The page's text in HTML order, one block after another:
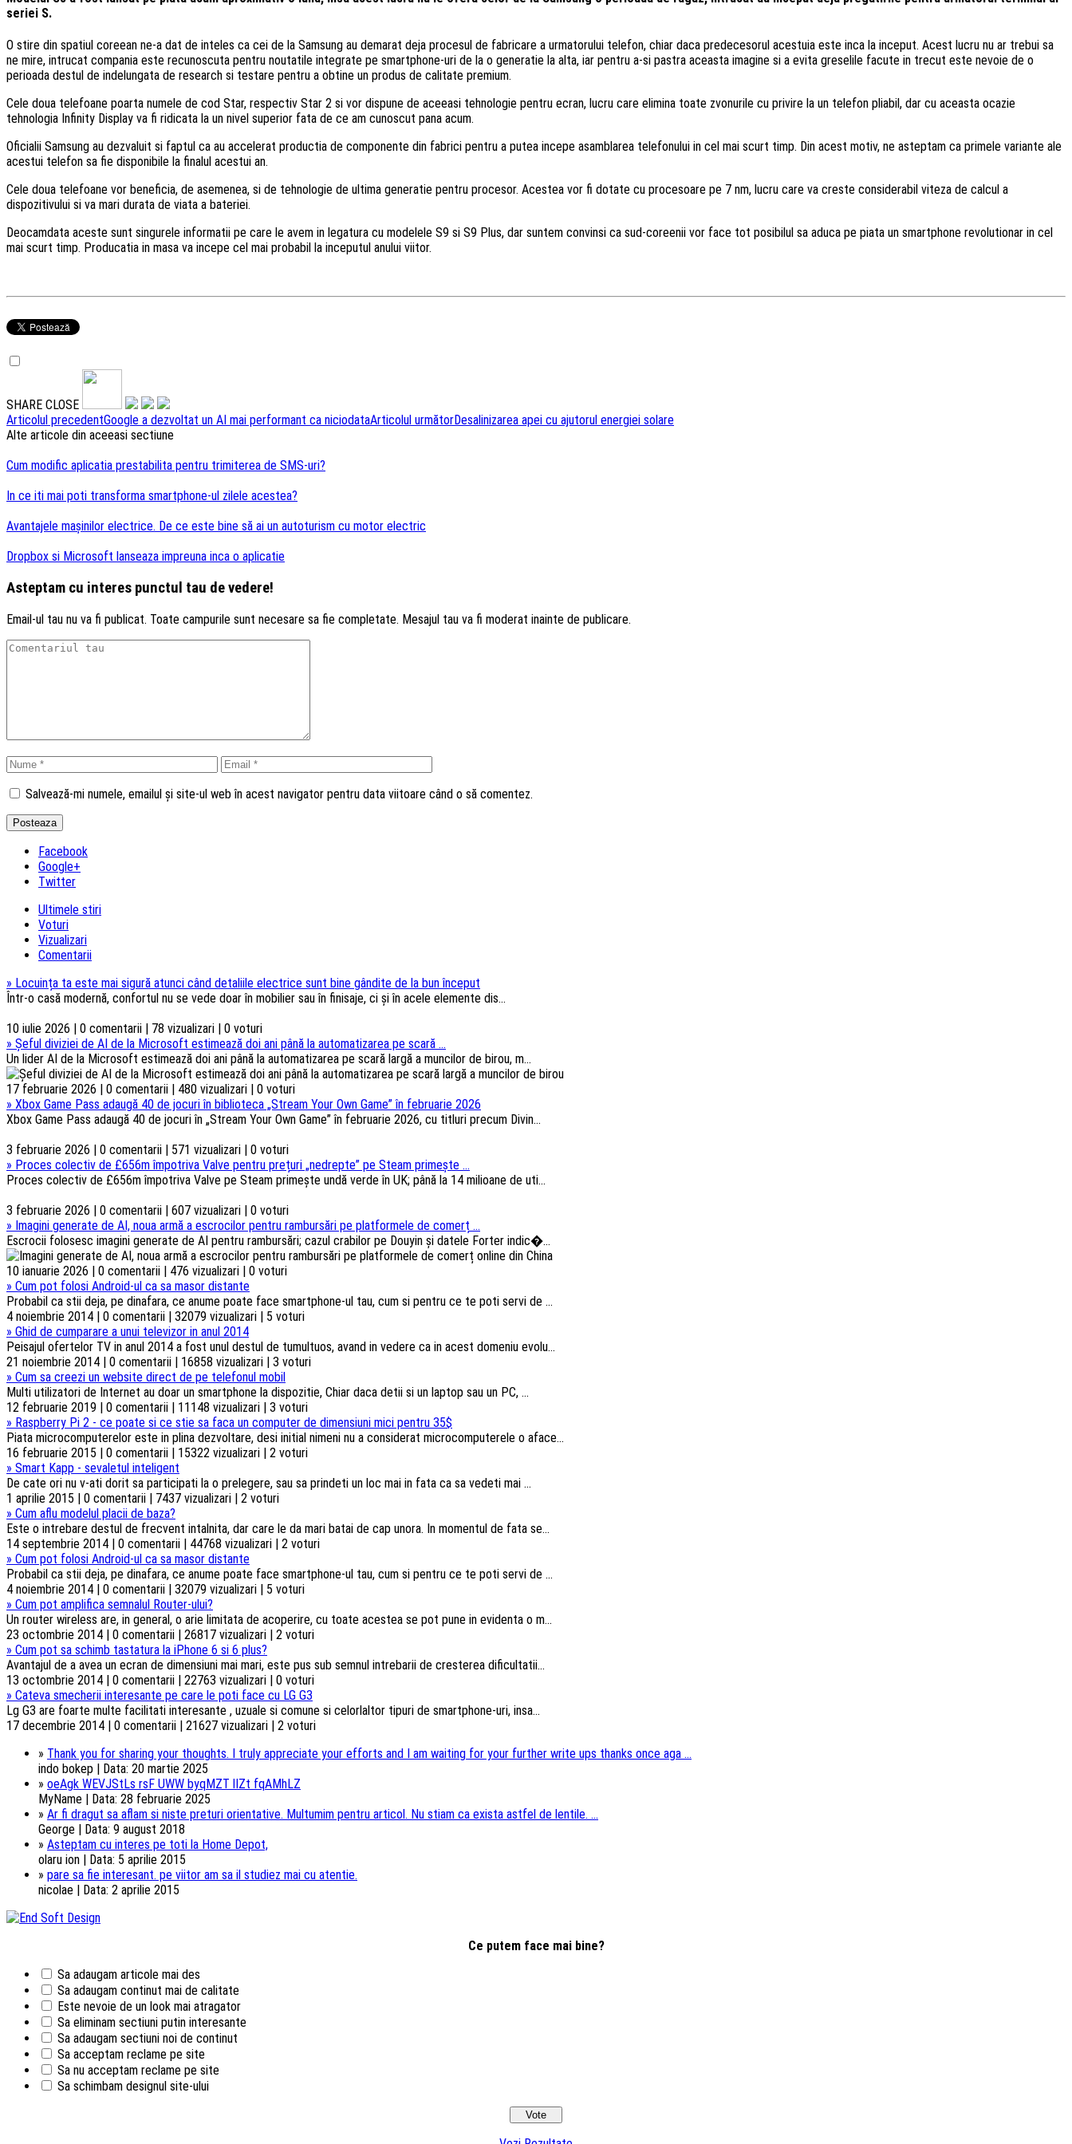
seriei S.
O stire din spatiul coreean ne-a dat de inteles ca cei de la Samsung au demarat deja procesul de fabricare a urmatorului telefon, chiar daca predecesorul acestuia este inca la inceput. Acest lucru nu ar trebui sa
ne mire, intrucat compania este recunoscuta pentru noutatile integrate pe smartphone-uri de la o generatie la alta, iar pentru a-si pastra aceasta imagine si a evita greselile facute in trecut este nevoie de o
perioada destul de indelungata de research si testare pentru a obtine un produs de calitate premium.
Cele doua telefoane poarta numele de cod Star, respectiv Star 2 si vor dispune de aceeasi tehnologie pentru ecran, lucru care elimina toate zvonurile cu privire la un telefon pliabil, dar cu aceasta ocazie
tehnologia Infinity Display va fi ridicata la un nivel superior fata de ce am cunoscut pana acum.
Oficialii Samsung au dezvaluit si faptul ca au accelerat productia de componente din fabrici pentru a putea incepe asamblarea telefonului in cel mai scurt timp. Din acest motiv, ne asteptam ca primele variante ale
acestui telefon sa fie disponibile la finalul acestui an.
Cele doua telefoane vor beneficia, de asemenea, si de tehnologie de ultima generatie pentru procesor. Acestea vor fi dotate cu procesoare pe 7 nm, lucru care va creste considerabil viteza de calcul a
dispozitivului si va mari durata de viata a bateriei.
Deocamdata aceste sunt singurele informatii pe care le avem in legatura cu modelele S9 si S9 Plus, dar suntem convinsi ca sud-coreenii vor face tot posibilul sa aduca pe piata un smartphone revolutionar in cel
mai scurt timp. Producatia in masa va incepe cel mai probabil la inceputul anului viitor.
SHARE CLOSE
Navigare
articole
Articolul precedentGoogle a dezvoltat un AI mai performant ca niciodataArticolul următorDesalinizarea apei cu ajutorul energiei solare
Alte articole din aceeasi sectiune
Cum modific aplicatia prestabilita pentru trimiterea de SMS-uri?
In ce iti mai poti transforma smartphone-ul zilele acestea?
Avantajele mașinilor electrice. De ce este bine să ai un autoturism cu motor electric
Dropbox si Microsoft lanseaza impreuna inca o aplicatie
Asteptam cu interes punctul tau de vedere!
Email-ul tau nu va fi publicat. Toate campurile sunt necesare sa fie completate. Mesajul tau va fi moderat inainte de publicare.
Salvează-mi numele, emailul și site-ul web în acest navigator pentru data viitoare când o să comentez.
Facebook
Google+
Twitter
Ultimele stiri
Voturi
Vizualizari
Comentarii
» Locuința ta este mai sigură atunci când detaliile electrice sunt bine gândite de la bun început
Într-o casă modernă, confortul nu se vede doar în mobilier sau în finisaje, ci și în acele elemente dis...
10 iulie 2026 | 0 comentarii | 78 vizualizari | 0 voturi
» Șeful diviziei de AI de la Microsoft estimează doi ani până la automatizarea pe scară ...
Un lider AI de la Microsoft estimează doi ani până la automatizarea pe scară largă a muncilor de birou, m...
17 februarie 2026 | 0 comentarii | 480 vizualizari | 0 voturi
» Xbox Game Pass adaugă 40 de jocuri în biblioteca „Stream Your Own Game” în februarie 2026
Xbox Game Pass adaugă 40 de jocuri în „Stream Your Own Game” în februarie 2026, cu titluri precum Divin...
3 februarie 2026 | 0 comentarii | 571 vizualizari | 0 voturi
» Proces colectiv de £656m împotriva Valve pentru prețuri „nedrepte” pe Steam primește ...
Proces colectiv de £656m împotriva Valve pe Steam primește undă verde în UK; până la 14 milioane de uti...
3 februarie 2026 | 0 comentarii | 607 vizualizari | 0 voturi
» Imagini generate de AI, noua armă a escrocilor pentru rambursări pe platformele de comerț ...
Escrocii folosesc imagini generate de AI pentru rambursări; cazul crabilor pe Douyin și datele Forter indic�...
10 ianuarie 2026 | 0 comentarii | 476 vizualizari | 0 voturi
» Cum pot folosi Android-ul ca sa masor distante
Probabil ca stii deja, pe dinafara, ce anume poate face smartphone-ul tau, cum si pentru ce te poti servi de ...
4 noiembrie 2014 | 0 comentarii | 32079 vizualizari | 5 voturi
» Ghid de cumparare a unui televizor in anul 2014
Peisajul ofertelor TV in anul 2014 a fost unul destul de tumultuos, avand in vedere ca in acest domeniu evolu...
21 noiembrie 2014 | 0 comentarii | 16858 vizualizari | 3 voturi
» Cum sa creezi un website direct de pe telefonul mobil
Multi utilizatori de Internet au doar un smartphone la dispozitie, Chiar daca detii si un laptop sau un PC, ...
12 februarie 2019 | 0 comentarii | 11148 vizualizari | 3 voturi
» Raspberry Pi 2 - ce poate si ce stie sa faca un computer de dimensiuni mici pentru 35$
Piata microcomputerelor este in plina dezvoltare, desi initial nimeni nu a considerat microcomputerele o aface...
16 februarie 2015 | 0 comentarii | 15322 vizualizari | 2 voturi
» Smart Kapp - sevaletul inteligent
De cate ori nu v-ati dorit sa participati la o prelegere, sau sa prindeti un loc mai in fata ca sa vedeti mai ...
1 aprilie 2015 | 0 comentarii | 7437 vizualizari | 2 voturi
» Cum aflu modelul placii de baza?
Este o intrebare destul de frecvent intalnita, dar care le da mari batai de cap unora. In momentul de fata se...
14 septembrie 2014 | 0 comentarii | 44768 vizualizari | 2 voturi
» Cum pot folosi Android-ul ca sa masor distante
Probabil ca stii deja, pe dinafara, ce anume poate face smartphone-ul tau, cum si pentru ce te poti servi de ...
4 noiembrie 2014 | 0 comentarii | 32079 vizualizari | 5 voturi
» Cum pot amplifica semnalul Router-ului?
Un router wireless are, in general, o arie limitata de acoperire, cu toate acestea se pot pune in evidenta o m...
23 octombrie 2014 | 0 comentarii | 26817 vizualizari | 2 voturi
» Cum pot sa schimb tastatura la iPhone 6 si 6 plus?
Avantajul de a avea un ecran de dimensiuni mai mari, este pus sub semnul intrebarii de cresterea dificultatii...
13 octombrie 2014 | 0 comentarii | 22763 vizualizari | 0 voturi
» Cateva smecherii interesante pe care le poti face cu LG G3
Lg G3 are foarte multe facilitati interesante , uzuale si comune si celorlaltor tipuri de smartphone-uri, insa...
17 decembrie 2014 | 0 comentarii | 21627 vizualizari | 2 voturi
» Thank you for sharing your thoughts. I truly appreciate your efforts and I am waiting for your further write ups thanks once aga ...
indo bokep | Data: 20 martie 2025
» oeAgk WEVJStLs rsF UWW byqMZT lIZt fqAMhLZ
MyName | Data: 28 februarie 2025
» Ar fi dragut sa aflam si niste preturi orientative. Multumim pentru articol. Nu stiam ca exista astfel de lentile. ...
George | Data: 9 august 2018
» Asteptam cu interes pe toti la Home Depot,
olaru ion | Data: 5 aprilie 2015
» pare sa fie interesant. pe viitor am sa il studiez mai cu atentie.
nicolae | Data: 2 aprilie 2015
Ce putem face mai bine?
Sa adaugam articole mai des
Sa adaugam continut mai de calitate
Este nevoie de un look mai atragator
Sa eliminam sectiuni putin interesante
Sa adaugam sectiuni noi de continut
Sa acceptam reclame pe site
Sa nu acceptam reclame pe site
Sa schimbam designul site-ului